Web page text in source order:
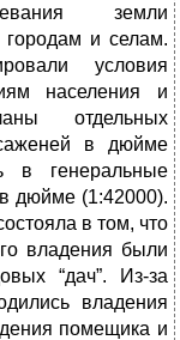
земли
и селам.
условия
населения и
отдельных
в дюйме
в генеральные
дюйме (1:42000).
в том, что
владения были
“дач”. Из-за
владения
помещика и